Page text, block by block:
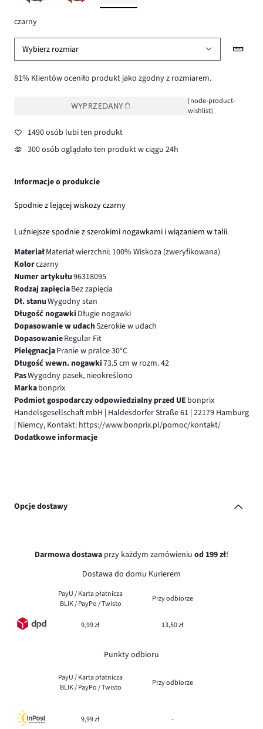
czarny
Wybierz rozmiar
81% Klientów oceniło produkt jako zgodny z rozmiarem.
WYPRZEDANY
[node-product-
wishlist]
1490 osób lubi ten produkt
300 osób oglądało ten produkt w ciągu 24h
Informacje o produkcie
Spodnie z lejącej wiskozy czarny
Luźniejsze spodnie z szerokimi nogawkami i wiązaniem w talii.
MateriałMateriał wierzchni: 100% Wiskoza (zweryfikowana)
Kolorczarny
Numer artykułu96318095
Rodzaj zapięciaBez zapięcia
Dł. stanuWygodny stan
Długość nogawki Długie nogawki
Dopasowanie w udachSzerokie w udach
DopasowanieRegular Fit
PielęgnacjaPranie w pralce 30°C
Długość wewn. nogawki73.5 cm w rozm. 42
PasWygodny pasek, nieokreślono
Markabonprix
Podmiot gospodarczy odpowiedzialny przed UE bonprix
Handelsgesellschaft mbH | Haldesdorfer Straße 61 | 22179 Hamburg
| Niemcy, Kontakt: https://www.bonprix.pl/pomoc/kontakt/
Dodatkowe informacje
Opcje dostawy
Darmowa dostawa przy każdym zamówieniu od 199 zł!
Dostawa do domu Kurierem
PayU / Karta płatnicza
BLIK / PayPo / Twisto
Przy odbiorze
9,99 zł 13,50 zł
Punkty odbioru
PayU / Karta płatnicza
BLIK / PayPo / Twisto
Przy odbiorze
9,99 zł -